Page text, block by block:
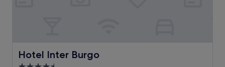
Hotel Inter Burgo
Hotel Inter Burgo